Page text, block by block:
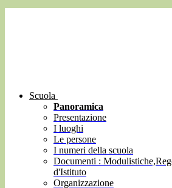
Scuola
Panoramica
Presentazione
I luoghi
Le persone
I numeri della scuola
Documenti :
d'Istituto
Organizzazione